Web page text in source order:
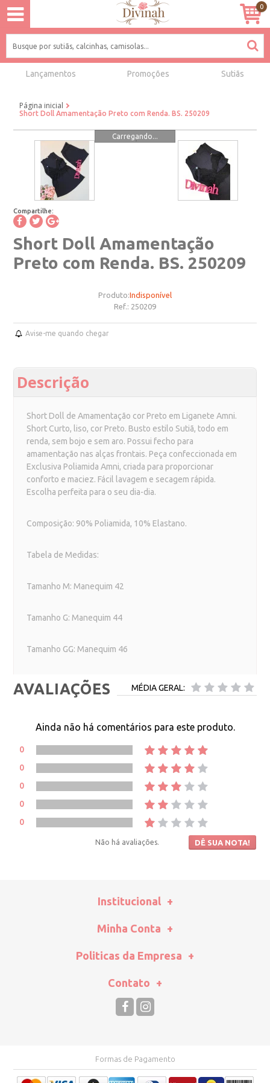
0
Lançamentos Promoções Sutiãs
Página inicial
Short Doll Amamentação Preto com Renda. BS. 250209
Carregando...
Compartilhe:
Short Doll Amamentação
Preto com Renda. BS. 250209
Produto:Indisponível
Ref.: 250209
Avise-me quando chegar
Descrição
Short Doll de Amamentação cor Preto em Liganete Amni.
Short Curto, liso, cor Preto. Busto estilo Sutiã, todo em
renda, sem bojo e sem aro. Possui fecho para
amamentação nas alças frontais. Peça confeccionada em
Exclusiva Poliamida Amni, criada para proporcionar
conforto e maciez. Fácil lavagem e secagem rápida.
Escolha perfeita para o seu dia-dia.
Composição: 90% Poliamida, 10% Elastano.
Tabela de Medidas:
Tamanho M: Manequim 42
Tamanho G: Manequim 44
Tamanho GG: Manequim 46
AVALIAÇÕES MÉDIA GERAL:
Ainda não há comentários para este produto.
0
0
0
0
0
Não há avaliações. DÊ SUA NOTA!
Institucional
Minha Conta
Politicas da Empresa
Contato
Formas de Pagamento